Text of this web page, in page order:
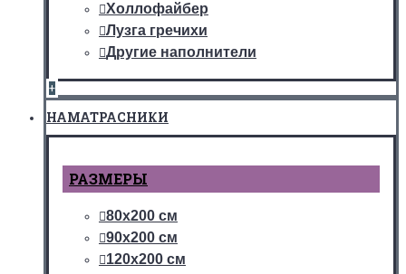
Холлофайбер
Лузга гречихи
Другие наполнители
+
НАМАТРАСНИКИ
РАЗМЕРЫ
80х200 см
90х200 см
120х200 см